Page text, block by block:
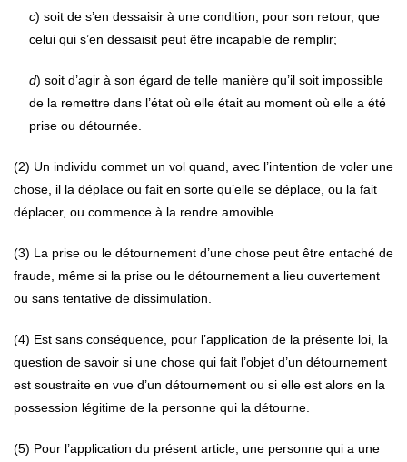
c) soit de s’en dessaisir à une condition, pour son retour, que
celui qui s’en dessaisit peut être incapable de remplir;
d) soit d’agir à son égard de telle manière qu’il soit impossible
de la remettre dans l’état où elle était au moment où elle a été
prise ou détournée.
(2) Un individu commet un vol quand, avec l’intention de voler une
chose, il la déplace ou fait en sorte qu’elle se déplace, ou la fait
déplacer, ou commence à la rendre amovible.
(3) La prise ou le détournement d’une chose peut être entaché de
fraude, même si la prise ou le détournement a lieu ouvertement
ou sans tentative de dissimulation.
(4) Est sans conséquence, pour l’application de la présente loi, la
question de savoir si une chose qui fait l’objet d’un détournement
est soustraite en vue d’un détournement ou si elle est alors en la
possession légitime de la personne qui la détourne.
(5) Pour l’application du présent article, une personne qui a une